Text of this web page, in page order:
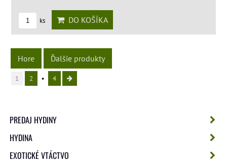
ks DO KOŠÍKA
Hore Ďalšie produkty
1 2 4
PREDAJ HYDINY
HYDINA
EXOTICKÉ VTÁCTVO